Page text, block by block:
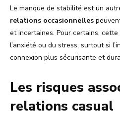
Le manque de stabilité est un
relations occasionnelles
et incertaines. Pour certains,
l’anxiété ou du stress, surtout si
connexion plus sécurisante et
Les risques
relations casual